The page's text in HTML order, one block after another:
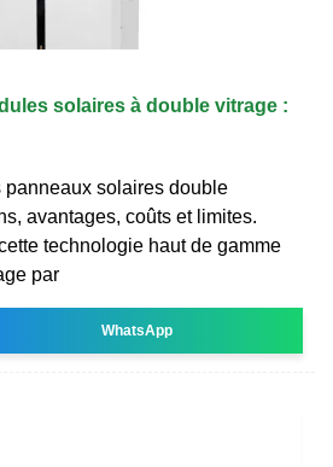
solaires à double vitrage :
panneaux solaires double
avantages, coûts et limites.
technologie haut de gamme
par
WhatsApp